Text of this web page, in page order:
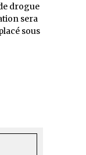
drogue
sera
sous